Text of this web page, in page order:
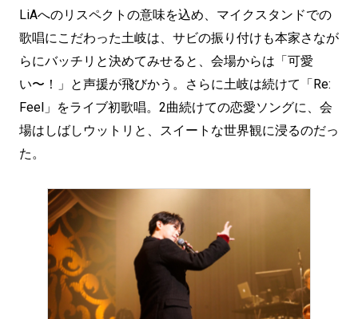
LiAへのリスペクトの意味を込め、マイクスタンドでの
歌唱にこだわった土岐は、サビの振り付けも本家さなが
らにバッチリと決めてみせると、会場からは「可愛
い〜！」と声援が飛びかう。さらに土岐は続けて「Re:
Feel」をライブ初歌唱。2曲続けての恋愛ソングに、会
場はしばしウットリと、スイートな世界観に浸るのだっ
た。